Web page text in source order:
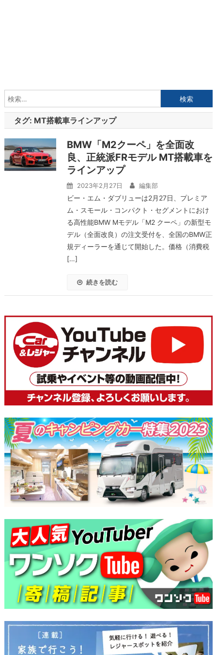
索:
タグ: MT搭載車ラインアップ
BMW「M2クーペ」を全面改
良、正統派FRモデル MT搭載車を
ラインアップ
2023年2月27日 編集部
ビー・エム・ダブリューは2月27日、プレミア
ム・スモール・コンパクト・セグメントにおけ
る高性能BMW Mモデル「M2 クーペ」の新型モ
デル（全面改良）の注文受付を、全国のBMW正
規ディーラーを通じて開始した。価格（消費税
[…]
続きを読む